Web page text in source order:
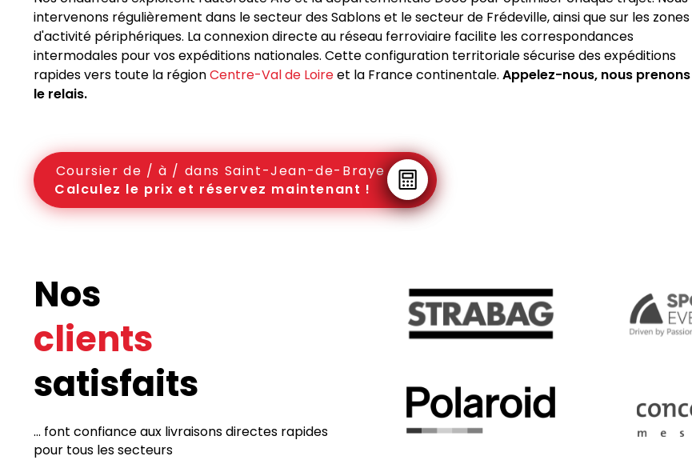
intervenons régulièrement dans le secteur des Sablons et le secteur de Frédeville, ainsi que sur les zones
d'activité périphériques. La connexion directe au réseau ferroviaire facilite les correspondances
intermodales pour vos expéditions nationales. Cette configuration territoriale sécurise des expéditions
rapides vers toute la régionCentre-Val de Loireet la France continentale. Appelez-nous, nous prenons
le relais.
Coursier de / à / dans Saint-Jean-de-Braye
Calculez le prix et réservez maintenant !
Nos
clients
satisfaits
... font confiance aux livraisons directes rapides
pour tous les secteurs